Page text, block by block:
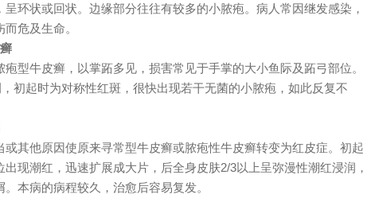
环状或回状。边缘部分往往有较多的小脓疱。病人常因继发感染，
危及生命。
牛皮癣，以掌跖多见，损害常见于手掌的大小鱼际及跖弓部位。
初起时为对称性红斑，很快出现若干无菌的小脓疱，如此反复不
他原因使原来寻常型牛皮癣或脓疱性牛皮癣转变为红皮症。初起
现潮红，迅速扩展成大片，后全身皮肤2/3以上呈弥漫性潮红浸润，
本病的病程较久，治愈后容易复发。